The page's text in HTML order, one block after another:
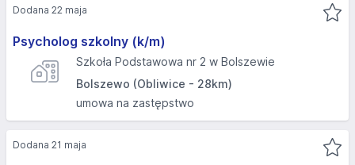
Psycholog szkolny (k/m)
Szkoła Podstawowa nr 2 w Bolszewie
Bolszewo (Obliwice - 28km)
umowa na zastępstwo
Dodana 22 maja
Dodana 21 maja